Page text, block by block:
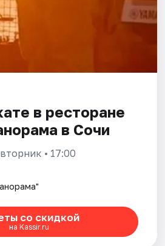
в ресторане
в Сочи
вторник • 17:00
со скидкой
на Kassir.ru